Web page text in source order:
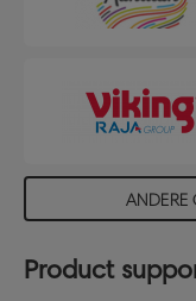
eenvoudig te
verplaatsen
vergrendelbare
900 mm.
ANDERE
Product